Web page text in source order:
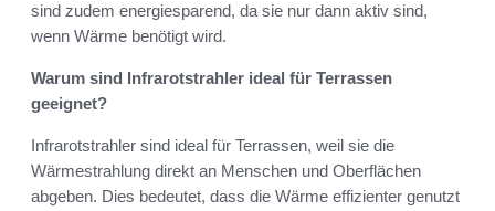
sind zudem energiesparend, da sie nur dann aktiv sind,
wenn Wärme benötigt wird.
Warum sind Infrarotstrahler ideal für Terrassen
geeignet?
Infrarotstrahler sind ideal für Terrassen, weil sie die
Wärmestrahlung direkt an Menschen und Oberflächen
abgeben. Dies bedeutet, dass die Wärme effizienter genutzt